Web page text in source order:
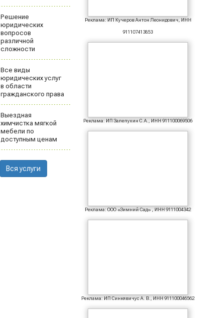
Решение
юридических
вопросов
различной
сложности
Все виды
юридических услуг
в области
гражданского права
Выездная
химчистка мягкой
мебели по
доступным ценам
Вся услуги
Реклама: ИП Кучеров Антон Леонидович, ИНН
911107413853
Реклама: ИП Залепухин С.А., ИНН 911100069506
Реклама: ООО «Зимний Сад» , ИНН 9111004342
Реклама: ИП Синкявичус А. В., ИНН 911100046562